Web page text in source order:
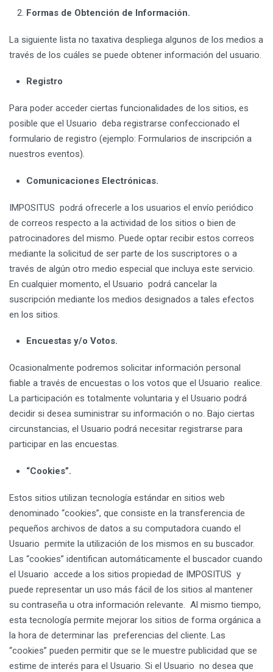
Formas de Obtención de Información.
La siguiente lista no taxativa despliega algunos de los medios a
través de los cuáles se puede obtener información del usuario.
Registro
Para poder acceder ciertas funcionalidades de los sitios, es
posible que el Usuario deba registrarse confeccionado el
formulario de registro (ejemplo: Formularios de inscripción a
nuestros eventos).
Comunicaciones Electrónicas.
IMPOSITUS podrá ofrecerle a los usuarios el envío periódico
de correos respecto a la actividad de los sitios o bien de
patrocinadores del mismo. Puede optar recibir estos correos
mediante la solicitud de ser parte de los suscriptores o a
través de algún otro medio especial que incluya este servicio.
En cualquier momento, el Usuario podrá cancelar la
suscripción mediante los medios designados a tales efectos
en los sitios.
Encuestas y/o Votos.
Ocasionalmente podremos solicitar información personal
fiable a través de encuestas o los votos que el Usuario realice.
La participación es totalmente voluntaria y el Usuario podrá
decidir si desea suministrar su información o no. Bajo ciertas
circunstancias, el Usuario podrá necesitar registrarse para
participar en las encuestas.
“Cookies”.
Estos sitios utilizan tecnología estándar en sitios web
denominado “cookies”, que consiste en la transferencia de
pequeños archivos de datos a su computadora cuando el
Usuario permite la utilización de los mismos en su buscador.
Las “cookies” identifican automáticamente el buscador cuando
el Usuario accede a los sitios propiedad de IMPOSITUS y
puede representar un uso más fácil de los sitios al mantener
su contraseña u otra información relevante. Al mismo tiempo,
esta tecnología permite mejorar los sitios de forma orgánica a
la hora de determinar las preferencias del cliente. Las
“cookies” pueden permitir que se le muestre publicidad que se
estime de interés para el Usuario. Si el Usuario no desea que